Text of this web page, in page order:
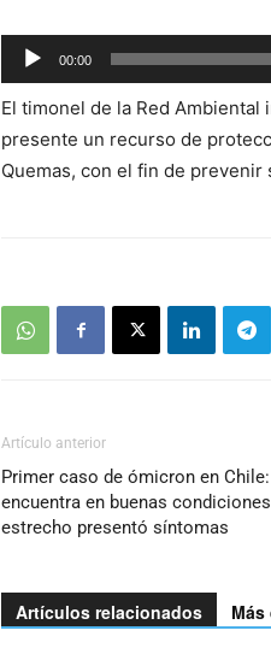
Reproductor
de
audio
00:00
El timonel de la Red
presente un recurso de
Quemas, con el fin de
Artículo anterior
Primer caso de ómicron en
encuentra en buenas
estrecho presentó síntomas
Artículos relacionados